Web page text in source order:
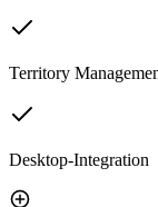
Territory
Desktop-Integration